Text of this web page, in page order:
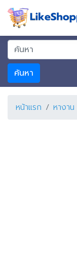
ค้นหา
หน้าแรก หางาน